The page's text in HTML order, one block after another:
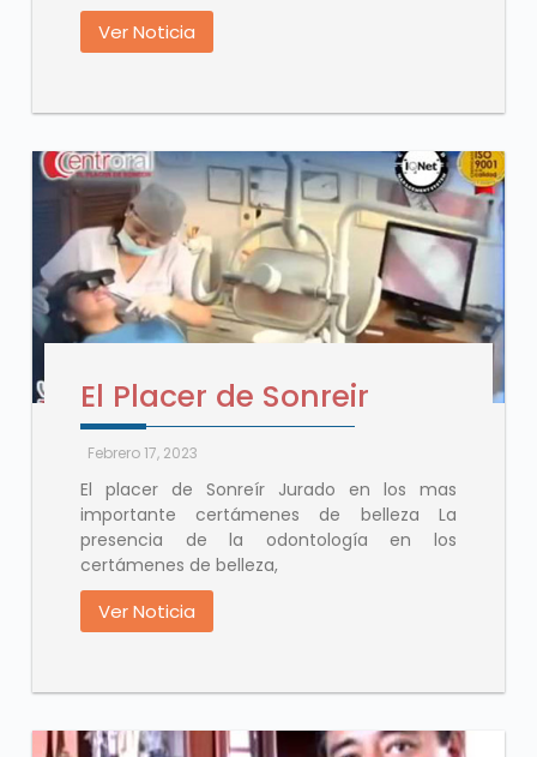
Ver Noticia
El Placer de Sonreir
Febrero 17, 2023
El placer de Sonreír Jurado en los mas
importante certámenes de belleza La
presencia de la odontología en los
certámenes de belleza,
Ver Noticia